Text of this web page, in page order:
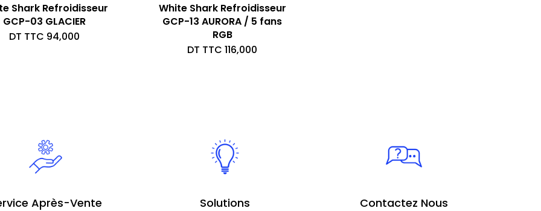
Shark Refroidisseur
GCP-03 GLACIER
DT TTC 94,000
White Shark Refroidisseur
GCP-13 AURORA / 5 fans
RGB
DT TTC 116,000
Après-Vente Solutions Contactez Nous